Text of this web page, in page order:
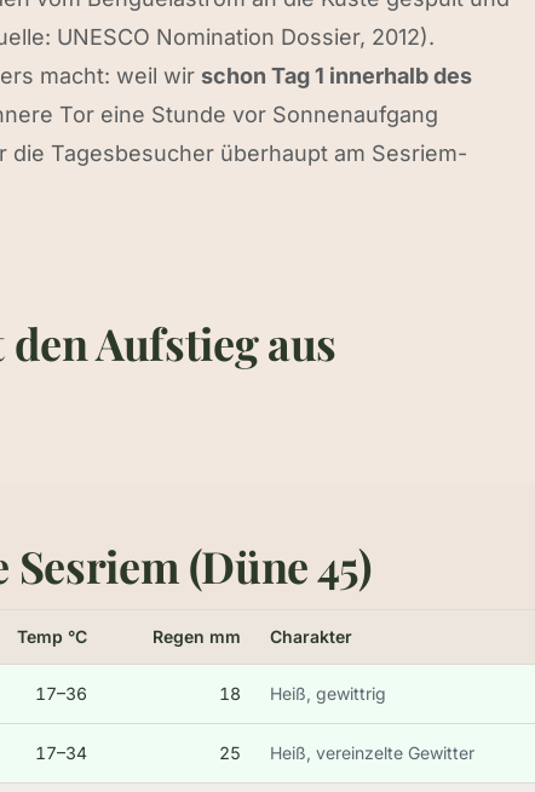
UNESCO Nomination Dossier, 2012).
macht: weil wir schon Tag 1 innerhalb des
Tor eine Stunde vor Sonnenaufgang
Tagesbesucher überhaupt am Sesriem-
Aufstieg aus
Schwierigkeit
(Düne 45)
Temp °C Regen mm Charakter
17–36 18 Heiß, gewittrig
17–34 25 Heiß, vereinzelte Gewitter